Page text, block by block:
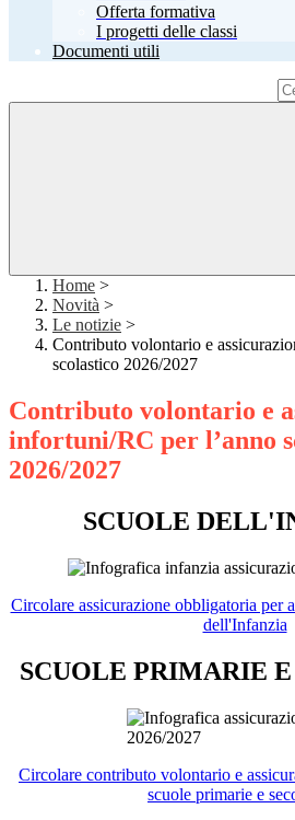
Offerta formativa
I progetti delle classi
Documenti utili
Home >
Novità >
Le notizie >
Contributo volontario e
scolastico 2026/2027
Contributo volontario e
infortuni/RC per l’anno
2026/2027
SCUOLE
Circolare assicurazione obbligatoria per
dell'Infanzia
SCUOLE PRIMARIE
Circolare contributo volontario e
scuole primarie e